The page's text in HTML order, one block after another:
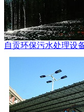
自贡环保污水处理设